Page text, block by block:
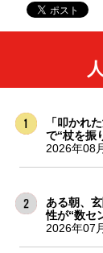
「叩かれ
で“杖を振
2026年08
ある朝、
性が“数セ
2026年07